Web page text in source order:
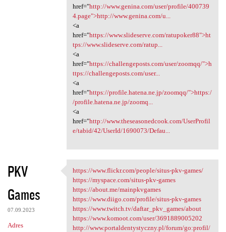
href="http://www.genina.com/user/profile/400739
4.page">http://www.genina.com/u...
<a
href="https://www.slideserve.com/ratupoker88">ht
tps://www.slideserve.com/ratup...
<a
href="https://challengeposts.com/user/zoomqq/">h
ttps://challengeposts.com/user...
<a
href="https://profile.hatena.ne.jp/zoomqq/">https:/
/profile.hatena.ne.jp/zoomq...
<a
href="http://www.theseasonedcook.com/UserProfil
e/tabid/42/UserId/1690073/Defau...
PKV
Games
07.09.2023
Adres
https://www.flickr.com/people
https://www.flickr.com/people/situs-pkv-games/
https://myspace.com/situs-pkv-games
https://about.me/mainpkvgames
https://www.diigo.com/profile/situs-pkv-games
https://www.twitch.tv/daftar_pkv_games/about
https://www.komoot.com/user/3691889005202
http://www.portaldentystyczny.pl/forum/go:profil/